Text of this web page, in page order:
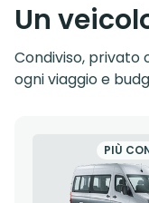
Un
Condiviso, privato
ogni viaggio e
PIÙ